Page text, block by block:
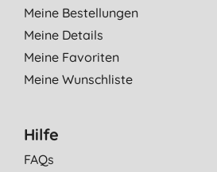
Meine Bestellungen
Meine Details
Meine Favoriten
Meine Wunschliste
Hilfe
FAQs